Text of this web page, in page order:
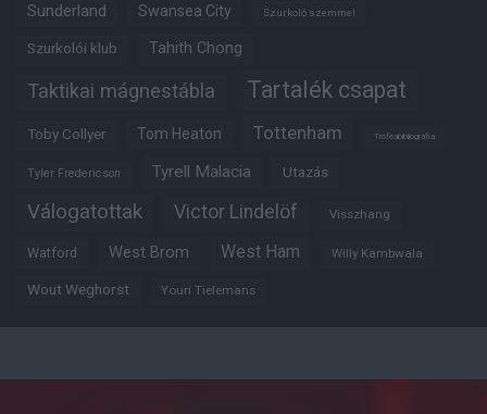
Sunderland Swansea City Szurkoló szemmel
Szurkolói klub Tahith Chong
Taktikai mágnestábla Tartalék csapat
Toby Collyer Tom Heaton Tottenham Trófeabibliográfia
Tyler Fredericson Tyrell Malacia Utazás
Válogatottak Victor Lindelöf Visszhang
Watford West Brom West Ham Willy Kambwala
Wout Weghorst Youri Tielemans